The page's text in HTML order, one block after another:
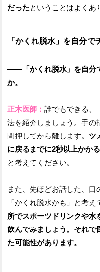
だったということはよくあ
「かくれ脱水」を自分で
——「かくれ脱水」を自分
か。
正木医師： 誰でもできる、
法を紹介しましょう。手の
間押してから離します。 ツ
に戻るまでに2秒以上かか
と考えてください。
また、先ほどお話した、口
「かくれ脱水かも」と考え
所でスポーツドリンクや水
飲んでみましょう。それで
た可能性があります。